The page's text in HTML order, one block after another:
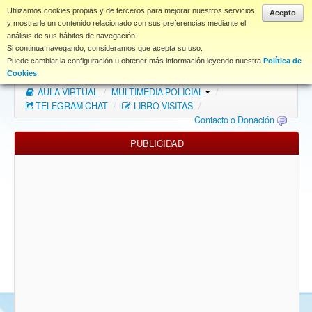
Acepto
Utilizamos cookies propias y de terceros para mejorar nuestros servicios
y mostrarle un contenido relacionado con sus preferencias mediante el
análisis de sus hábitos de navegación.
Si continua navegando, consideramos que acepta su uso.
Puede cambiar la configuración u obtener más información leyendo nuestra Política de
Cookies
www.coet.es
Portal
Índice Foros
FAQ
NORMAS FORO
Descargas
AULA VIRTUAL / MULTIMEDIA POLICIAL
/
TELEGRAM CHAT / LIBRO VISITAS /
Contacto o Donación
PUBLICIDAD